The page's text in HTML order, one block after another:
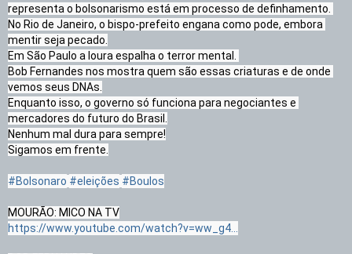
representa o bolsonarismo está em processo de definhamento.
No Rio de Janeiro, o bispo-prefeito engana como pode, embora
mentir seja pecado.
Em São Paulo a loura espalha o terror mental.
Bob Fernandes nos mostra quem são essas criaturas e de onde
vemos seus DNAs.
Enquanto isso, o governo só funciona para negociantes e
mercadores do futuro do Brasil.
Nenhum mal dura para sempre!
Sigamos em frente.
#Bolsonaro #eleições #Boulos
https://www.youtube.com/watch?v=ww_g4...